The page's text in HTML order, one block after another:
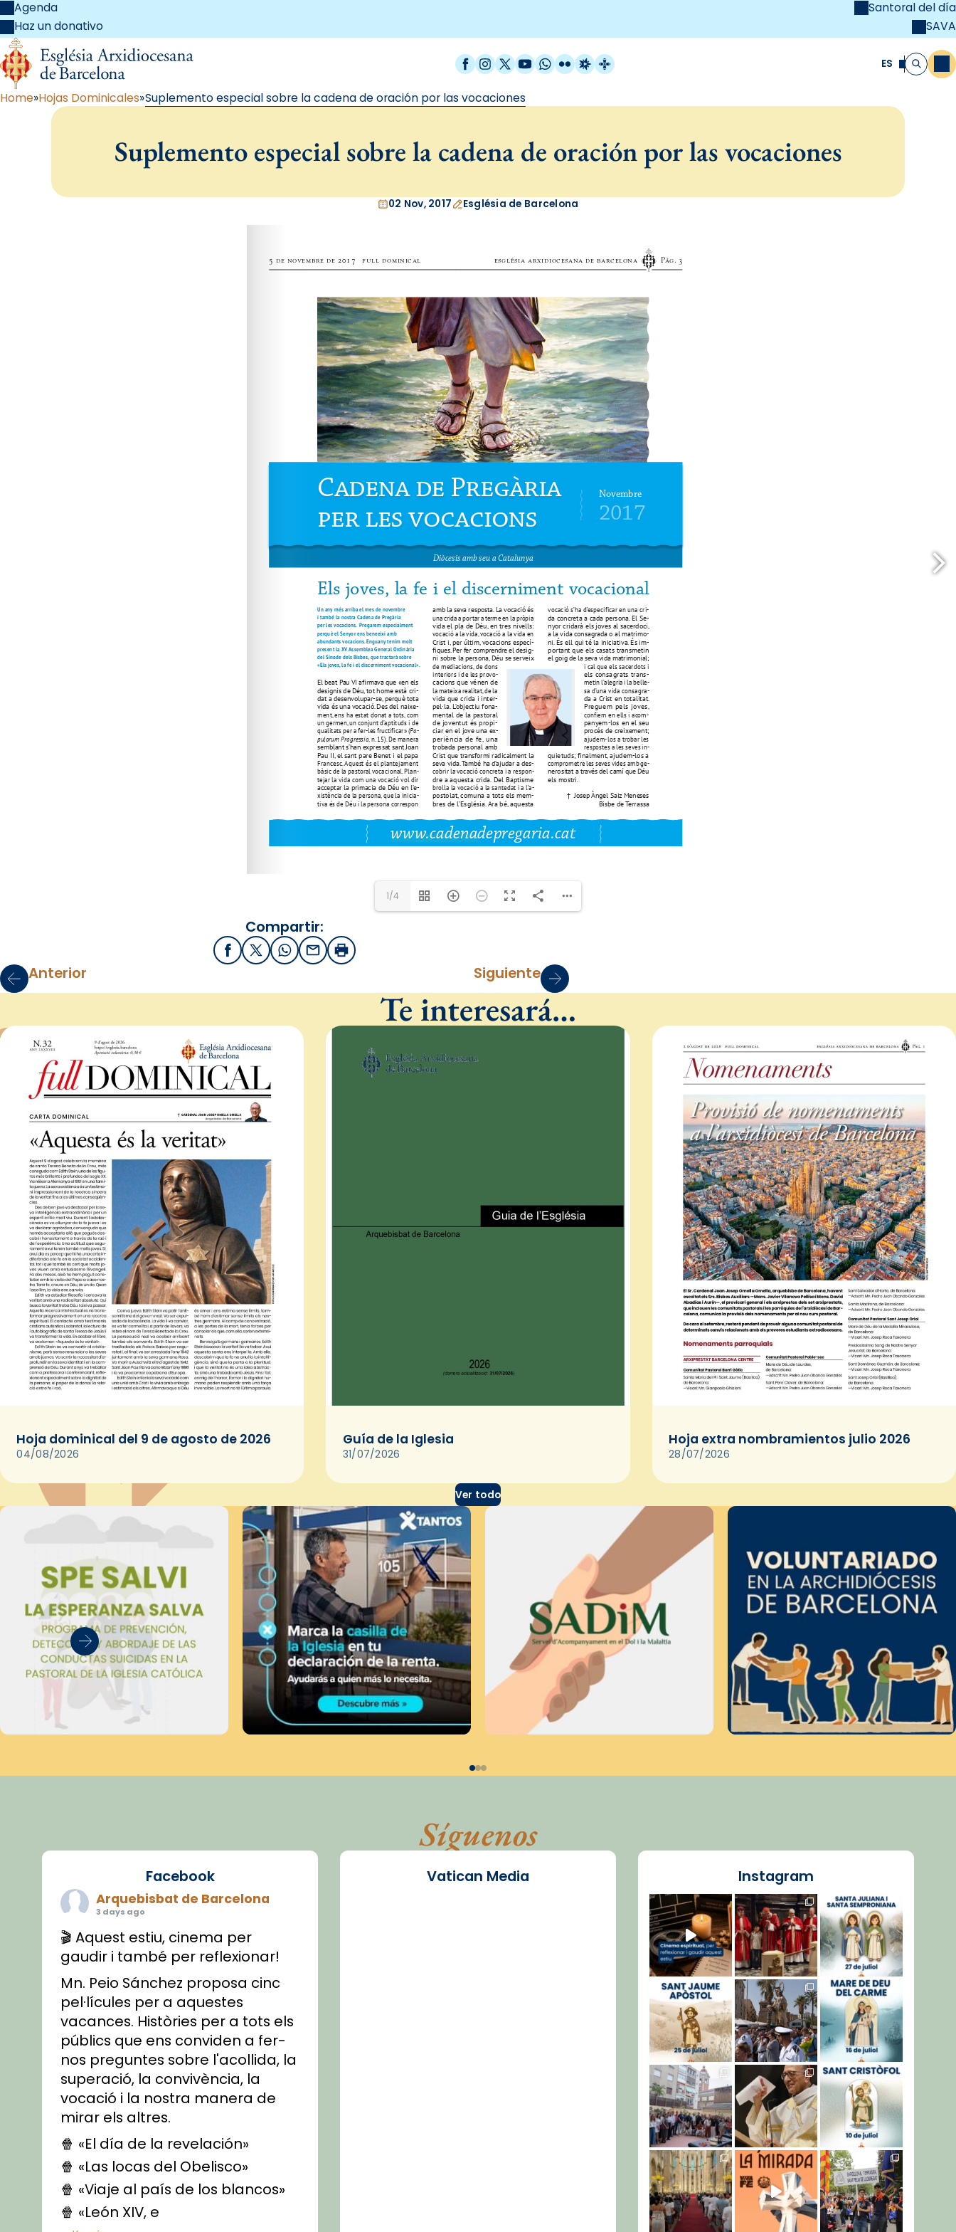
Agenda
Haz un donativo
Santoral del día
SAVA
Facebook
Instagram
X / Twitter
YouTube
WhatsApp
FlickrRadio Estel
Catalunya Cristiana ES Buscar
Home Hojas Dominicales Suplemento especial sobre la cadena de oración por las vocaciones
Suplemento especial sobre la cadena de oración por las vocaciones
02 Nov, 2017 Església de Barcelona
www.cadenadepregaria.cat
1/4
Compartir:
FacebookX / Twitter
WhatsApp
EmailImprimir
Anterior Siguiente
Te interesará…
Hoja dominical del 9 de agosto de 2026
04/08/2026
Guía de la Iglesia
31/07/2026
Hoja extra nombramientos julio 2026
28/07/2026
Ver todo
Síguenos
Facebook
Arquebisbat de Barcelona
3 days ago
🎬 Aquest estiu, cinema per
gaudir i també per reflexionar!
Mn. Peio Sánchez proposa cinc
pel·lícules per a aquestes
vacances. Històries per a tots els
públics que ens conviden a fer-
nos preguntes sobre l'acollida, la
superació, la convivència, la
vocació i la nostra manera de
mirar els altres.
🍿 «El día de la revelación»
🍿 «Las locas del Obelisco»
🍿 «Viaje al país de los blancos»
🍿 «León XIV, e
Vatican Media Instagram